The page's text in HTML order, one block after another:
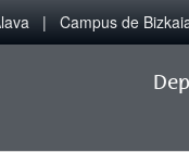
Campus de